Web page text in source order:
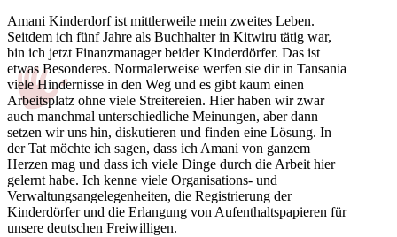
Amani Kinderdorf ist mittlerweile mein zweites Leben.
Seitdem ich fünf Jahre als Buchhalter in Kitwiru tätig war,
bin ich jetzt Finanzmanager beider Kinderdörfer. Das ist
etwas Besonderes. Normalerweise werfen sie dir in Tansania
viele Hindernisse in den Weg und es gibt kaum einen
Arbeitsplatz ohne viele Streitereien. Hier haben wir zwar
auch manchmal unterschiedliche Meinungen, aber dann
setzen wir uns hin, diskutieren und finden eine Lösung. In
der Tat möchte ich sagen, dass ich Amani von ganzem
Herzen mag und dass ich viele Dinge durch die Arbeit hier
gelernt habe. Ich kenne viele Organisations- und
Verwaltungsangelegenheiten, die Registrierung der
Kinderdörfer und die Erlangung von Aufenthaltspapieren für
unsere deutschen Freiwilligen.